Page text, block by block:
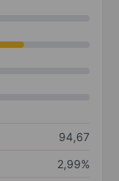
94,67
2,99%